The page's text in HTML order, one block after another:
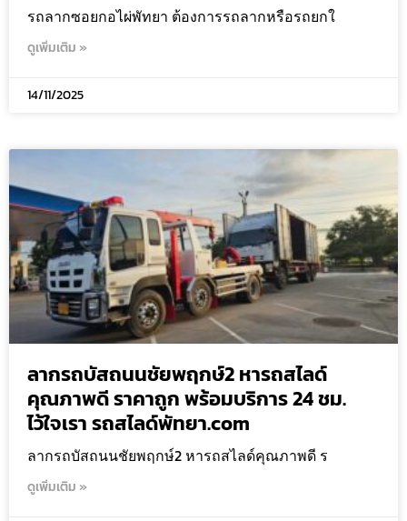
รถลากซอยกอไผ่พัทยา ต้องการรถลากหรือรถยกใ
ดูเพิ่มเติม »
14/11/2025
ลากรถบัสถนนชัยพฤกษ์2 หารถสไลด์
คุณภาพดี ราคาถูก พร้อมบริการ 24 ชม.
ไว้ใจเรา รถสไลด์พัทยา.com
ลากรถบัสถนนชัยพฤกษ์2 หารถสไลด์คุณภาพดี ร
ดูเพิ่มเติม »